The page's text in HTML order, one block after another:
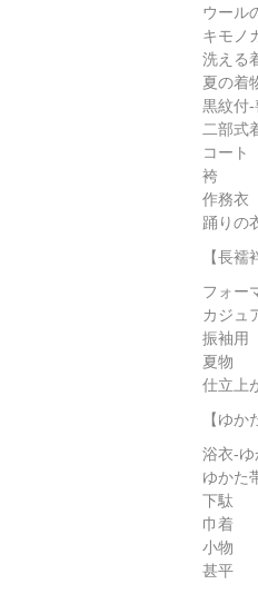
ウール
キモノ
洗える
夏の着
黒紋付-
二部式
コート
袴
作務衣
踊りの
【長襦
フォー
カジュ
振袖用
夏物
仕立上
【ゆか
浴衣-ゆ
ゆかた
下駄
巾着
小物
甚平